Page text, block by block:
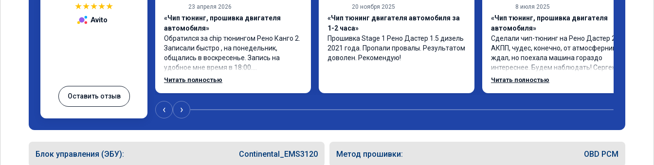
★★★★★
Avito
Оставить отзыв
23 апреля 2026
«Чип тюнинг, прошивка двигателя
автомобиля»
Обратился за chip тюнингом Рено Канго 2.
Записали быстро , на понедельник,
общались в воскресенье. Запись на
удобное мне время в 18:00.
Работу выполнили за 30 минут,
Читать полностью
20 ноября 2025
«Чип тюнинг двигателя автомобиля за
1-2 часа»
Прошивка Stage 1 Рено Дастер 1.5 дизель
2021 года. Пропали провалы. Результатом
доволен. Рекомендую!
8 июля 2025
«Чип тюнинг, прошивка двигателя
автомобиля»
Сделали чип-тюнинг на Рено Дастер 2.0
АКПП, чудес, конечно, от атмосферника не
ждал, но поехала машина гораздо
интереснее. Будем наблюдать! Сергею
отдельное спасибо за профессионально
Читать полностью
‹ ›
Блок управления (ЭБУ): Continental_EMS3120 Метод прошивки: OBD PCM